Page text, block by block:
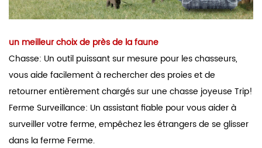
un meilleur choix de près de la faune
Chasse: Un outil puissant sur mesure pour les chasseurs,
vous aide facilement à rechercher des proies et de
retourner entièrement chargés sur une chasse joyeuse Trip!
Ferme Surveillance: Un assistant fiable pour vous aider à
surveiller votre ferme, empêchez les étrangers de se glisser
dans la ferme Ferme.